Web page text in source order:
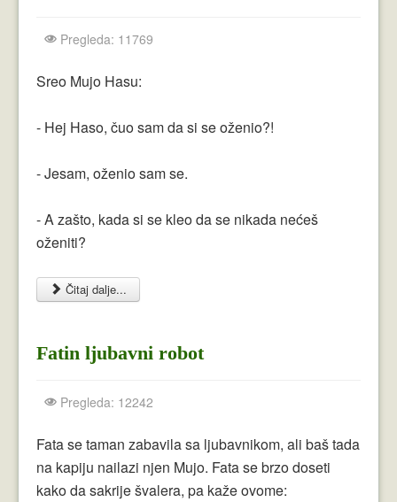
Pregleda: 11769
Sreo Mujo Hasu:
- Hej Haso, čuo sam da si se oženio?!
- Jesam, oženio sam se.
- A zašto, kada si se kleo da se nikada nećeš
oženiti?
Čitaj dalje...
Fatin ljubavni robot
Pregleda: 12242
Fata se taman zabavila sa ljubavnikom, ali baš tada
na kapiju nailazi njen Mujo. Fata se brzo doseti
kako da sakrije švalera, pa kaže ovome: